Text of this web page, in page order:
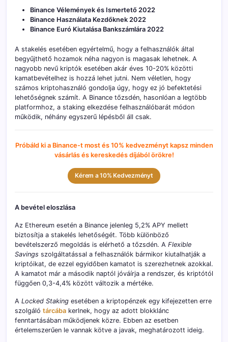
Binance Vélemények és Ismertető 2022
Binance Használata Kezdőknek 2022
Binance Euró Kiutalása Bankszámlára 2022
A stakelés esetében egyértelmű, hogy a felhasználók által
begyűjthető hozamok néha nagyon is magasak lehetnek. A
nagyobb nevű kriptók esetében akár éves 10-20% közötti
kamatbevételhez is hozzá lehet jutni. Nem véletlen, hogy
számos kriptohasználó gondolja úgy, hogy ez jó befektetési
lehetőségnek számít. A Binance tőzsdén, hasonlóan a legtöbb
platformhoz, a staking elkezdése felhasználóbarát módon
működik, néhány egyszerű lépésből áll csak.
Próbáld ki a Binance-t most és 10% kedvezményt kapsz minden
vásárlás és kereskedés díjából örökre!
Kérem a 10% Kedvezményt
A bevétel eloszlása
Az Ethereum esetén a Binance jelenleg 5,2% APY mellett
biztosítja a stakelés lehetőségét. Több különböző
bevételszerző megoldás is elérhető a tőzsdén. A Flexible
Savings szolgáltatással a felhasználók bármikor kiutalhatják a
kriptóikat, de ezzel egyidőben kamatot is szerezhetnek azokkal.
A kamatot már a második naptól jóváírja a rendszer, és kriptótól
függően 0,3-4,4% között változik a mértéke.
A Locked Staking esetében a kriptopénzek egy kifejezetten erre
szolgáló tárcába kerlnek, hogy az adott blokklánc
fenntartásában működjenek közre. Ebben az esetben
értelemszerűen le vannak kötve a javak, meghatározott ideig.